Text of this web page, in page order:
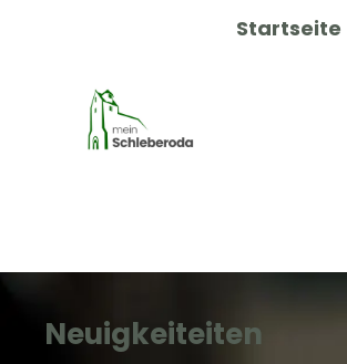
Startseite
Neuigkeiteiten